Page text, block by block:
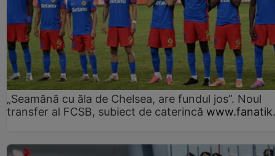
„Seamănă cu ăla de Chelsea, are fundul jos”. Noul
transfer al FCSB, subiect de caterincă